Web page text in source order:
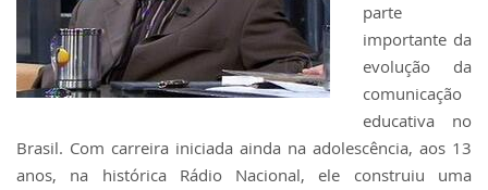
parte
importante da
evolução da
comunicação
educativa no
Brasil. Com carreira iniciada ainda na adolescência, aos 13
anos, na histórica Rádio Nacional, ele construiu uma